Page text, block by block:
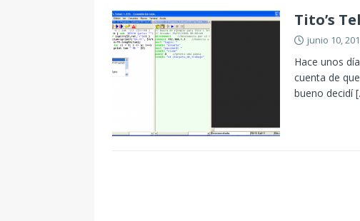
Tito’s
junio 10,
Hace unos
cuenta de
bueno decidí